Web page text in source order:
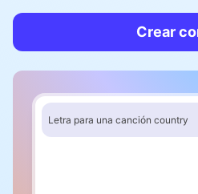
Crear
Letra para una canción country